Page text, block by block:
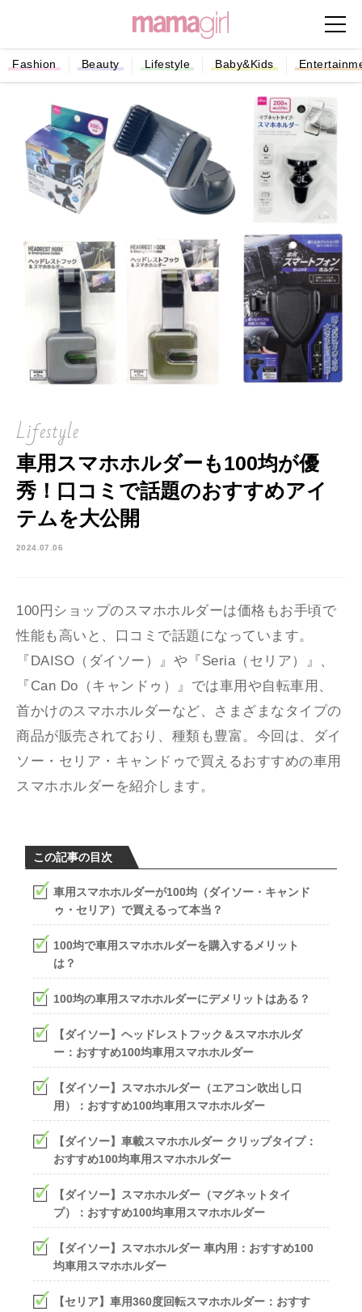
Fashion Beauty Lifestyle Baby&Kids
Lifestyle
車用スマホホルダーも100均が優
秀！口コミで話題のおすすめアイ
テムを大公開
2024.07.06
100円ショップのスマホホルダーは価格もお手頃で
性能も高いと、口コミで話題になっています。
『DAISO（ダイソー）』や『Seria（セリア）』、
『Can Do（キャンドゥ）』では車用や自転車用、
首かけのスマホホルダーなど、さまざまなタイプの
商品が販売されており、種類も豊富。今回は、ダイ
ソー・セリア・キャンドゥで買えるおすすめの車用
スマホホルダーを紹介します。
この記事の目次
車用スマホホルダーが100均（ダイソー・キャンド
ゥ・セリア）で買えるって本当？
100均で車用スマホホルダーを購入するメリット
は？
100均の車用スマホホルダーにデメリットはある？
【ダイソー】ヘッドレストフック＆スマホホルダ
ー：おすすめ100均車用スマホホルダー
【ダイソー】スマホホルダー（エアコン吹出し口
用）：おすすめ100均車用スマホホルダー
【ダイソー】車載スマホホルダー クリップタイプ：
おすすめ100均車用スマホホルダー
【ダイソー】スマホホルダー（マグネットタイ
プ）：おすすめ100均車用スマホホルダー
【ダイソー】スマホホルダー 車内用：おすすめ100
均車用スマホホルダー
【セリア】車用360度回転スマホホルダー：おすす